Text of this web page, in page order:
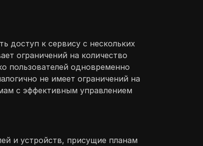
доступ к сервису с нескольких
ограничений на количество
пользователей одновременно
не имеет ограничений на
с эффективным управлением
и устройств, присущие планам